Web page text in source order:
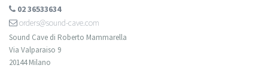
02 36533634
orders@sound-cave.com
Sound Cave di Roberto Mammarella
Via Valparaiso 9
20144 Milano